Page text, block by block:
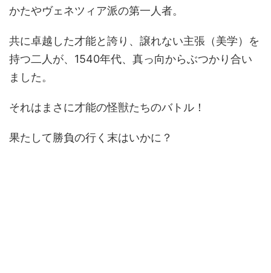
かたやヴェネツィア派の第一人者。
共に卓越した才能と誇り、譲れない主張（美学）を
持つ二人が、1540年代、真っ向からぶつかり合い
ました。
それはまさに才能の怪獣たちのバトル！
果たして勝負の行く末はいかに？